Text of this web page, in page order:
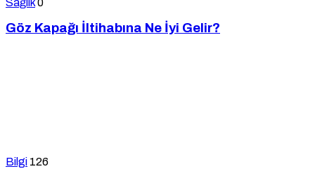
Göz Kapağı İltihabına Ne İyi Gelir?
Bilgi 126